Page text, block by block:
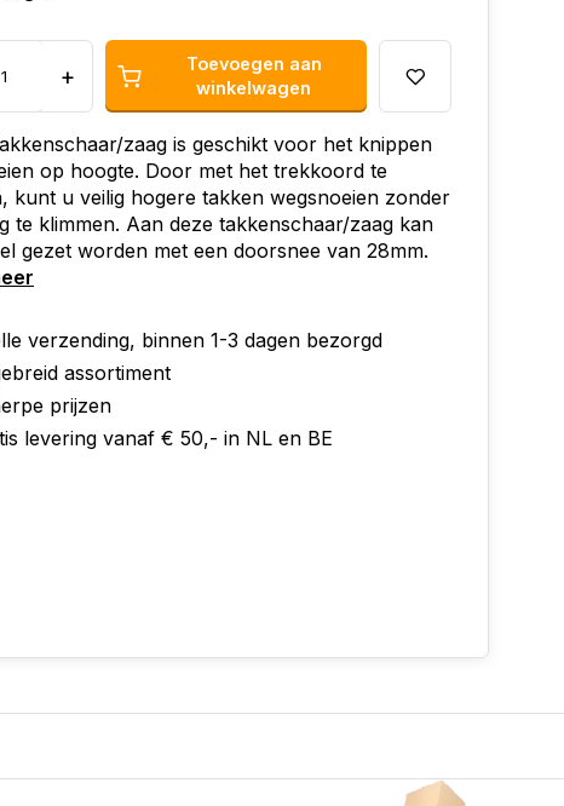
+
Toevoegen aan
winkelwagen
zaag is geschikt voor het knippen
op hoogte. Door met het trekkoord te
kunt u veilig hogere takken wegsnoeien zonder
te klimmen. Aan deze takkenschaar/zaag kan
gezet worden met een doorsnee van 28mm.
verzending, binnen 1-3 dagen bezorgd
assortiment
prijzen
levering vanaf € 50,- in NL en BE